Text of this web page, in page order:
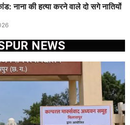
नाना की हत्या करने वाले दो सगे नातियों
NEWS